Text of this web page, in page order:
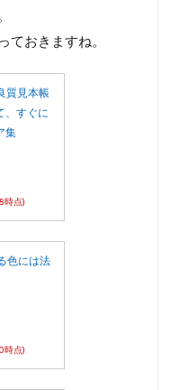
ておきますね。
質見本帳
、すぐに
集
時点)
色には法
時点)